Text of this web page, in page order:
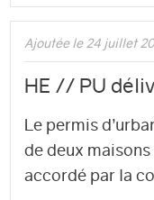
Ajoutée le 24 juillet
HE // PU
Le permis
de deux
accordé par la